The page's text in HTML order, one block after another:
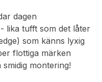
dagen
lika tufft som det låter
som känns lyxig
flottiga märken
montering!